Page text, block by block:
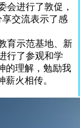
会进行了敦促，
交流表示了感
育示范基地、新
行了参观和学
的理解，勉励我
火相传。